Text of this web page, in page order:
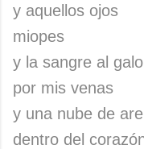
y aquellos ojos
miopes
y la sangre al
por mis venas
y una nube de
dentro del